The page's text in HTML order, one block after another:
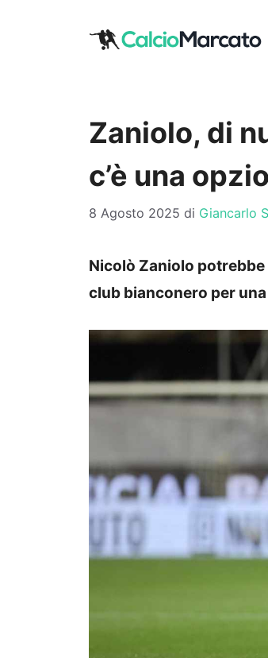
Zaniolo, di
c’è una
8 Agosto 2025 di Giancarlo
Nicolò Zaniolo
club bianconero per